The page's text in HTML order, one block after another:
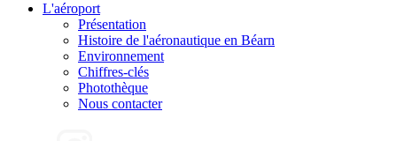
L'aéroport
Présentation
Histoire de l'aéronautique en Béarn
Environnement
Chiffres-clés
Photothèque
Nous contacter